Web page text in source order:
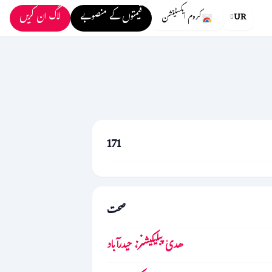
UR کروم ایکسٹینشن قیمتوں کے منصوبے لاگ ان کریں
171
صحت
ھدیٰ پبلیکیشنز، حیدرآباد